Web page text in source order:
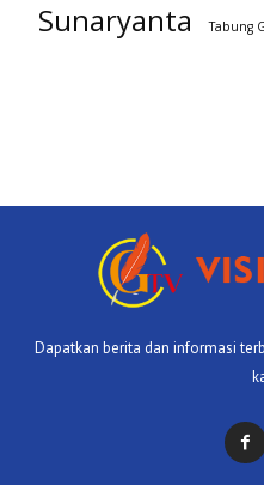
Sunaryanta Tabung
Dapatkan berita dan informasi